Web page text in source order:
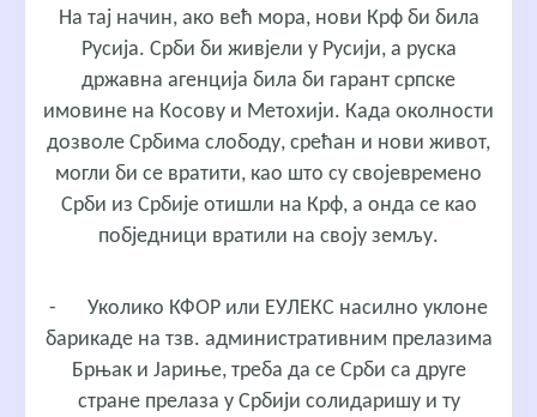
На тај начин, ако већ мора, нови Крф би била
Русија. Срби би живјели у Русији, а руска
државна агенција била би гарант српске
имовине на Косову и Метохији. Када околности
дозволе Србима слободу, срећан и нови живот,
могли би се вратити, као што су својевремено
Срби из Србије отишли на Крф, а онда се као
побједници вратили на своју земљу.
-
Уколико КФОР или ЕУЛЕКС насилно уклоне
барикаде на тзв. административним прелазима
Брњак и Јариње, треба да се Срби са друге
стране прелаза у Србији солидаришу и ту